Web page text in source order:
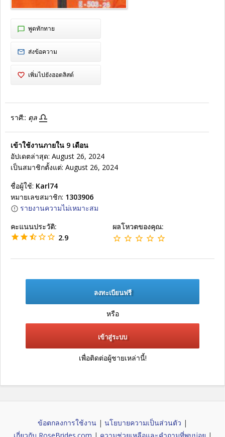
พูดทักทาย
ส่งข้อความ
เพิ่มไปยังฮอตลิสต์
ราศี:: ตุล
เข้าใช้งานภายใน 9 เดือน
อัปเดตล่าสุด: August 26, 2024
เป็นสมาชิกตั้งแต่: August 26, 2024
ชื่อผู้ใช้: Karl74
หมายเลขสมาชิก: 1303906
รายงานความไม่เหมาะสม
คะแนนประวัติ:
2.9
ผลโหวตของคุณ:
ลงทะเบียนฟรี
หรือ
เข้าสู่ระบบ
เพื่อติดต่อผู้ชายเหล่านี้!
ข้อตกลงการใช้งาน | นโยบายความเป็นส่วนตัว |